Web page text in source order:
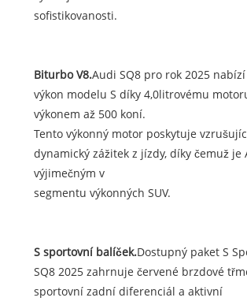
sofistikovanosti.
Biturbo V8.Audi SQ8 pro rok 2025
výkon modelu S díky 4,0litrovému
výkonem až 500 koní.
Tento výkonný motor poskytuje
dynamický zážitek z jízdy, díky čemuž je
výjimečným v
segmentu výkonných SUV.
S sportovní balíček.Dostupný paket S
SQ8 2025 zahrnuje červené brzdové
sportovní zadní diferenciál a aktivní